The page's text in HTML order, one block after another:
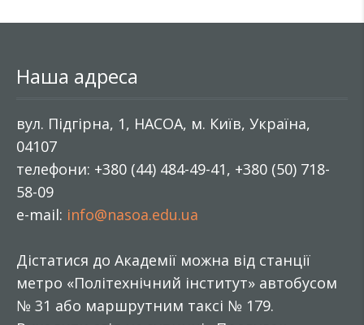
Наша адреса
вул. Підгірна, 1, НАСОА, м. Київ, Україна,
04107
телефони: +380 (44) 484-49-41, +380 (50) 718-
58-09
e-mail: info@nasoa.edu.ua
Дістатися до Академії можна від станції
метро «Політехнічний інститут» автобусом
№ 31 або маршрутним таксі № 179.